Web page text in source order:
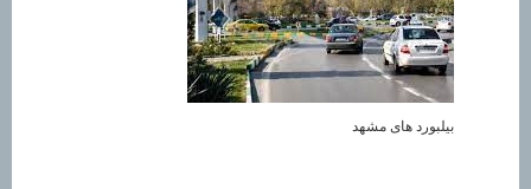
بیلبورد های مشهد